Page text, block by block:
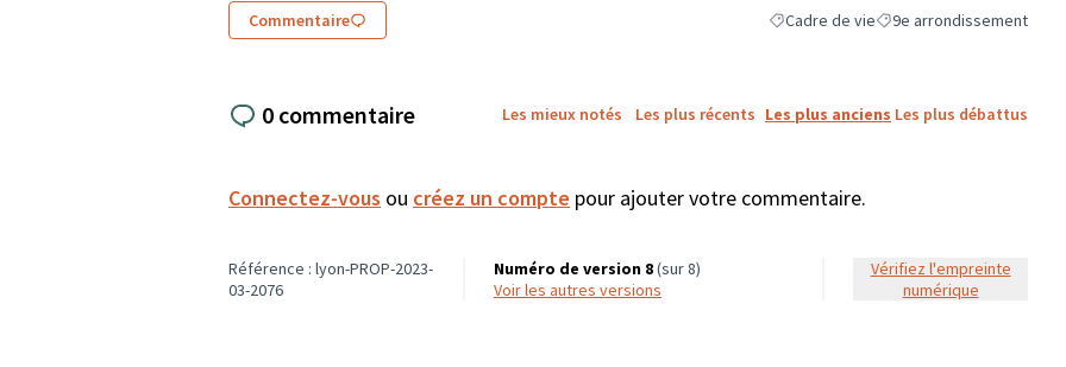
Commentaire Filtrer les résultats de la catégorie : Cadre
Cadre de vieFiltrer les résultats pour la
9e arrondissement
0 commentaire Les mieux notés Les plus récents Les plus anciens Les plus débattus
Connectez-vous ou créez un compte pour ajouter votre commentaire.
Référence : lyon-PROP-2023-
03-2076
Numéro de version 8(sur 8)
voir les autres versions
Vérifiez l'empreinte
numérique